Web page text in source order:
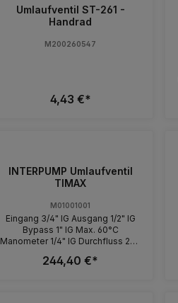
Umlaufventil ST-261 -
Handrad
M200260547
4,43 €*
INTERPUMP Umlaufventil
TIMAX
M01001001
Eingang 3/4" IG Ausgang 1/2" IG
Bypass 1" IG Max. 60°C
Manometer 1/4" IG Durchfluss 200
244,40 €*